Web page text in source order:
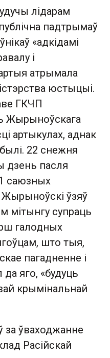
лідарам
падтрымаў
«адкідамі
і
атрымала
юстыцыі.
ГКЧП
Жырыноўскага
артыкулах, аднак
22 снежня
дзень пасля
саюзных
Жырыноўскі ўзяў
мітынгу супраць
галодных
што тыя,
пагадненне і
да яго, «будуць
крымінальнай
ўваходжанне
Расійскай